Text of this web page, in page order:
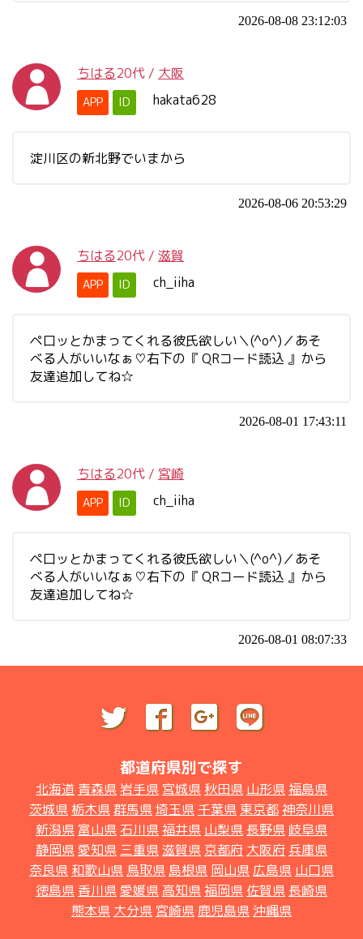
2026-08-08 23:12:03
ちはる20代 / 大阪
APP ID hakata628
淀川区の新北野でいまから
2026-08-06 20:53:29
ちはる20代 / 滋賀
APP ID ch_iiha
ペ口ッとかまってくれる彼氏欲しい＼(^o^)／あそ
べる人がいいなぁ♡右下の『 QRコード読込 』から
友達追加してね☆
2026-08-01 17:43:11
ちはる20代 / 宮崎
APP ID ch_iiha
ペ口ッとかまってくれる彼氏欲しい＼(^o^)／あそ
べる人がいいなぁ♡右下の『 QRコード読込 』から
友達追加してね☆
2026-08-01 08:07:33
都道府県別で探す
北海道 青森県 岩手県 宮城県 秋田県 山形県福島県
茨城県 栃木県群馬県埼玉県 千葉県 東京都神奈川県
新潟県 富山県 石川県福井県 山梨県 長野県 岐阜県
静岡県愛知県 三重県滋賀県 京都府 大阪府 兵庫県
奈良県 和歌山県 鳥取県 島根県 岡山県 広島県 山口県
徳島県 香川県愛媛県 高知県福岡県 佐賀県 長崎県
熊本県 大分県 宮崎県 鹿児島県 沖縄県